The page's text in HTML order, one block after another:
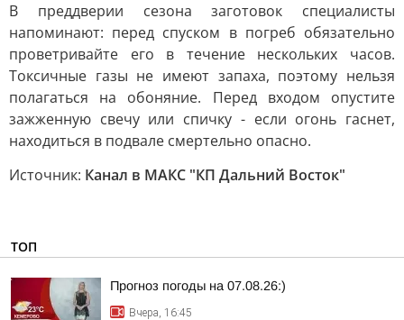
В преддверии сезона заготовок специалисты
напоминают: перед спуском в погреб обязательно
проветривайте его в течение нескольких часов.
Токсичные газы не имеют запаха, поэтому нельзя
полагаться на обоняние. Перед входом опустите
зажженную свечу или спичку - если огонь гаснет,
находиться в подвале смертельно опасно.
Источник: Канал в МАКС "КП Дальний Восток"
ТОП
Прогноз погоды на 07.08.26:)
Вчера, 16:45